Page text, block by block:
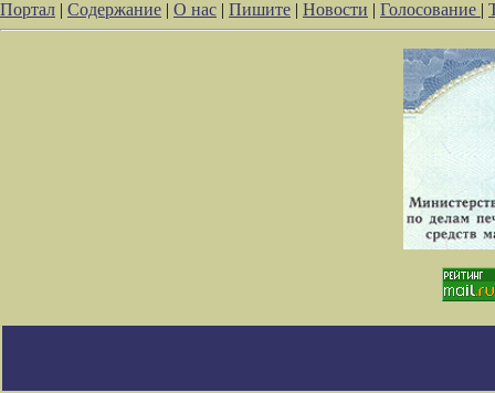
Портал | Содержание | О нас | Пишите | Новости | Голосование |